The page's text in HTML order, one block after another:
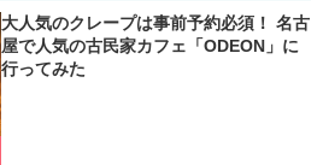
大人気のクレープは事前予約必須！ 名古
屋で人気の古民家カフェ「ODEON」に
行ってみた